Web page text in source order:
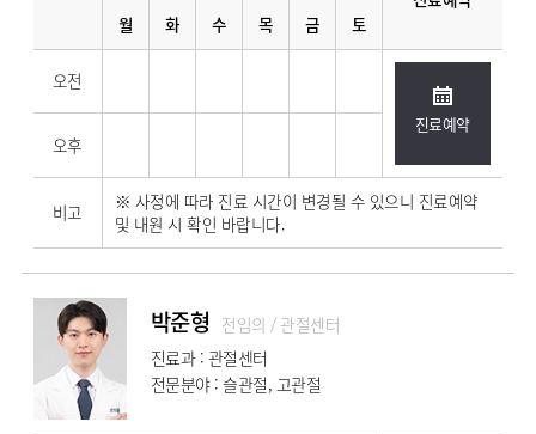
월
화 수 목 금 토
오전
진료예약
오후
비고
※ 사정에 따라 진료 시간이 변경될 수 있으니 진료예약
및 내원 시 확인 바랍니다.
박준형 전임의 / 관절센터
진료과 : 관절센터
전문분야 : 슬관절, 고관절